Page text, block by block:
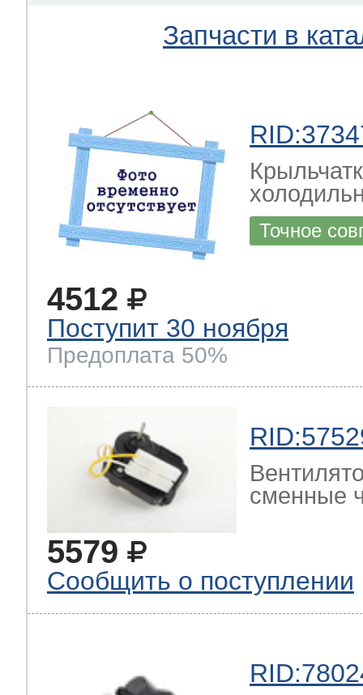
Запчасти в
Точное
4512
Поступит 30 ноября
Предоплата 50%
сменные
5579
Сообщить о поступлении